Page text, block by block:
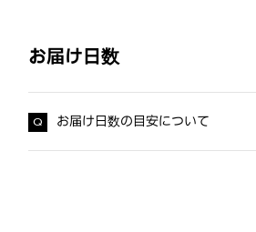
お届け日数
お届け日数の目安について